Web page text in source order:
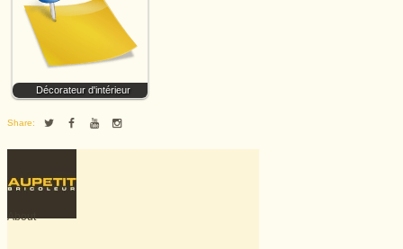
Décorateur d'intérieur
Share:
About